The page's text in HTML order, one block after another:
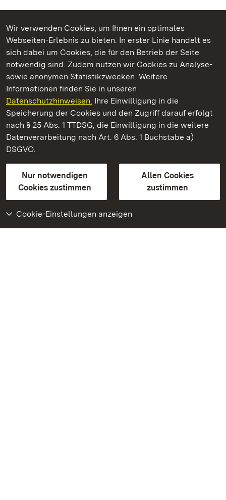
Wir verwenden Cookies, um Ihnen ein optimales
Webseiten-Erlebnis zu bieten. In erster Linie handelt es
sich dabei um Cookies, die für den Betrieb der Seite
notwendig sind. Zudem nutzen wir Cookies zu Analyse-
sowie anonymen Statistikzwecken. Weitere
Informationen finden Sie in unseren
Datenschutzhinweisen. Ihre Einwilligung in die
Speicherung der Cookies und den Zugriff darauf erfolgt
nach § 25 Abs. 1 TTDSG, die Einwilligung in die weitere
Datenverarbeitung nach Art. 6 Abs. 1 Buchstabe a)
DSGVO.
Nur notwendigen
Cookies zustimmen
Allen Cookies
zustimmen
Cookie-Einstellungen anzeigen
Kommen. Staunen. Genießen.
Staatliche Schlösser und Gärten Baden‑Württemberg
Staatliche Schlösser und Gärten Baden-Württemberg
Kontakt
GebärdenspracheLeichte Sprache
Erklärung zur Barrierefreiheit
BITV-konform (geprüfte Seiten)
Weiteres